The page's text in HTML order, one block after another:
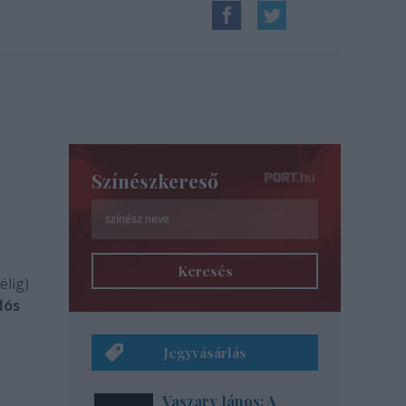
Színészkereső
Keresés
Jegyvásárlás
Vaszary János: A